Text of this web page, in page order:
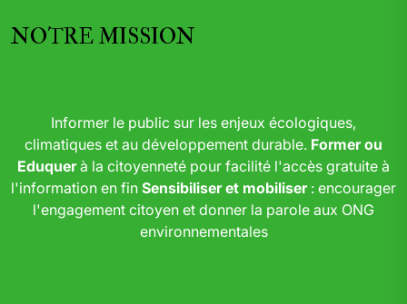
NOTRE MISSION
Informer le public sur les enjeux écologiques,
climatiques et au développement durable. Former ou
Eduquerà la citoyenneté pour facilité l'accès gratuite à
l'information en fin Sensibiliser et mobiliser: encourager
l'engagement citoyen et donner la parole aux ONG
environnementales